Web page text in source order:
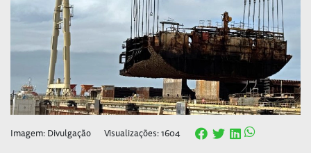
Imagem: Divulgação Visualizações: 1604